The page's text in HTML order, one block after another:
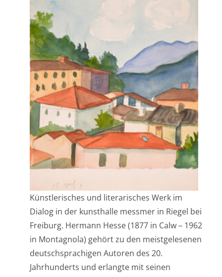
Künstlerisches und literarisches Werk im
Dialog in der kunsthalle messmer in Riegel bei
Freiburg. Hermann Hesse (1877 in Calw – 1962
in Montagnola) gehört zu den meistgelesenen
deutschsprachigen Autoren des 20.
Jahrhunderts und erlangte mit seinen
literarischen Werken wie Siddhartha (1922),
dem Steppenwolf (1927), Narziß und
Goldmund (1930) oder dem Glasperlenspiel